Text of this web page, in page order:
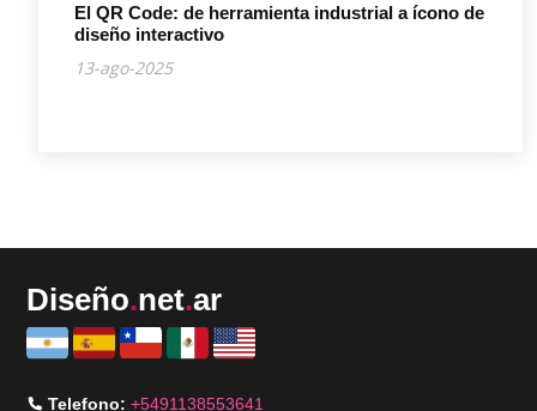
El QR Code: de herramienta industrial a ícono de
diseño interactivo
13-ago-2025
Diseño.net.ar
Telefono: +5491138553641